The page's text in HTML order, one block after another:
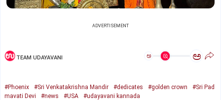
ADVERTISEMENT
TEAM UDAYAVANI ಅ ಅ
#Phoenix #Sri Venkatakrishna Mandir #dedicates #golden crown
#Sri Pad
mavati Devi
#news #USA #udayavani kannada